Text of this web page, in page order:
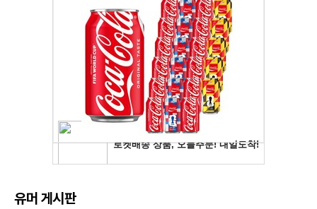
유머 게시판